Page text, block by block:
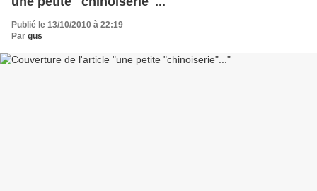
Publié le 13/10/2010 à 22:19
Par gus